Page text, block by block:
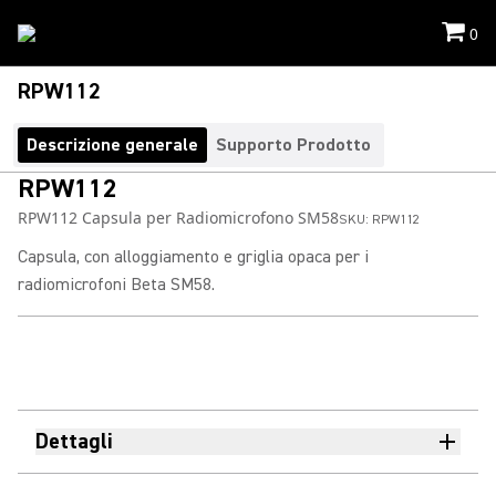
0
RPW112
Descrizione generale Supporto Prodotto
RPW112
RPW112 Capsula per Radiomicrofono SM58SKU: RPW112
Capsula, con alloggiamento e griglia opaca per i
radiomicrofoni Beta SM58.
Dettagli